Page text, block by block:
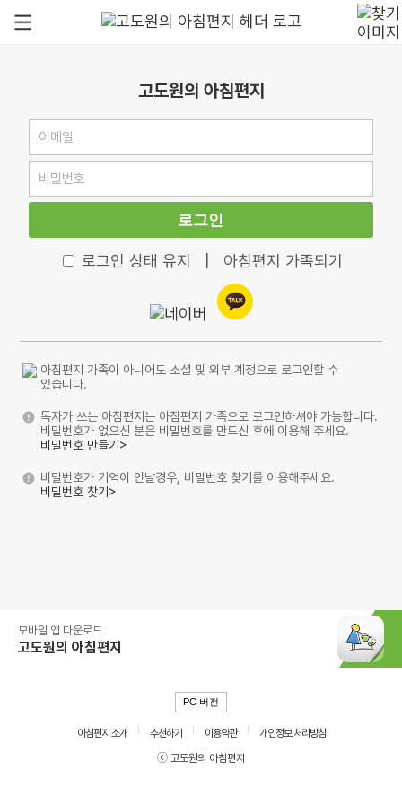
고도원의 아침편지
로그인
로그인 상태 유지 아침편지 가족되기
아침편지 가족이 아니어도 소셜 및 외부 계정으로 로그인할 수
있습니다.
독자가 쓰는 아침편지는 아침편지 가족으로 로그인하셔야 가능합니다.
비밀번호가 없으신 분은 비밀번호를 만드신 후에 이용해 주세요.
비밀번호 만들기>
비밀번호가 기억이 안날경우, 비밀번호 찾기를 이용해주세요.
비밀번호 찾기>
모바일 앱 다운로드
고도원의 아침편지
PC 버전
아침편지 소개 추천하기 이용약관
개인정보 처리방침
ⓒ 고도원의 아침편지